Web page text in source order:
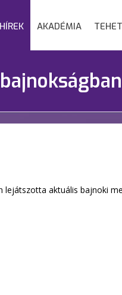
HÍREK AKADÉMIA
aktuális bajnoki